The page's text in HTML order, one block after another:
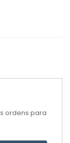
ordens para